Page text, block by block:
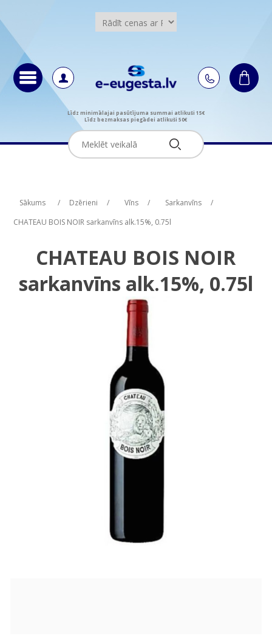
Līdz minimālajai pasūtījuma summai atlikuši 15€
Līdz bezmaksas piegādei atlikuši 50€
Sākums / Dzērieni / Vīns / Sarkanvīns
/
CHATEAU BOIS NOIR sarkanvīns alk.15%, 0.75l
CHATEAU BOIS NOIR
sarkanvīns alk.15%, 0.75l